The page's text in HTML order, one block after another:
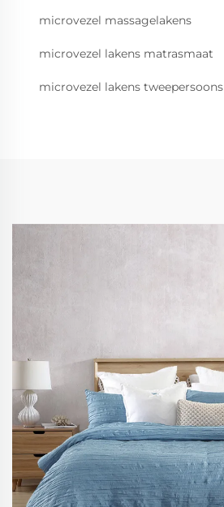
microvezel massagelakens
microvezel lakens matrasmaat
microvezel lakens tweepersoons